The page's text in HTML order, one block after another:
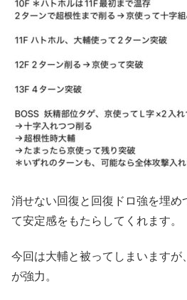
消せない回復と回復ドロ強を埋め
て安定感をもたらしてくれます。
今回は大輔と被ってしまいますが
が強力。